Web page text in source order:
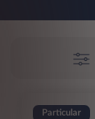
Particular